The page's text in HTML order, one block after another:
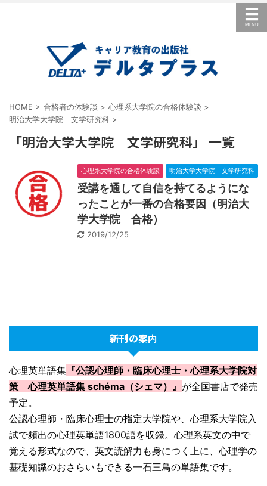
HOME > 合格者の体験談 > 心理系大学院の合格体験談 >
明治大学大学院 文学研究科 >
「明治大学大学院 文学研究科」 一覧
心理系大学院の合格体験談 明治大学大学院 文学研究科
受講を通して自信を持てるようにな
ったことが一番の合格要因（明治大
学大学院 合格）
2019/12/25
新刊の案内
心理英単語集 『公認心理師・臨床心理士・心理系大学院対
策 心理英単語集 schéma（シェマ）』 が全国書店で発売
予定。
公認心理師・臨床心理士の指定大学院や、心理系大学院入
試で頻出の心理英単語1800語を収録。心理系英文の中で
覚える形式なので、英文読解力も身につく上に、心理学の
基礎知識のおさらいもできる一石三鳥の単語集です。